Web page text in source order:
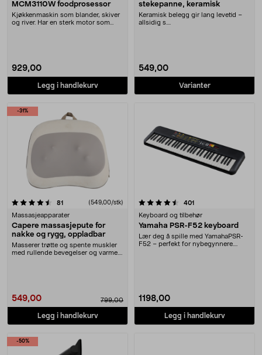
MCM3110W foodprosessor
Kjøkkenmaskin som blander, skiver
og river. Har en sterk motor som
929,00
Legg i handlekurv
stekepanne, keramisk
Keramisk belegg gir lang levetid –
allsidig s....
549,00
Varianter
-31%
81 anmeldelser(549,00/stk)
Massasjeapparater
Capere massasjepute for
nakke og rygg, oppladbar
Masserer trøtte og spente muskler
med rullende bevegelser og varme.
549,00 799,00
Legg i handlekurv
4.5 av 5 stjerner 401
Keyboard og tilbehør
Yamaha PSR-F52 keyboard
Lær deg å spille med YamahaPSR-
F52 – perfekt for nybegynnere.
1198,00
Legg i handlekurv
-50%